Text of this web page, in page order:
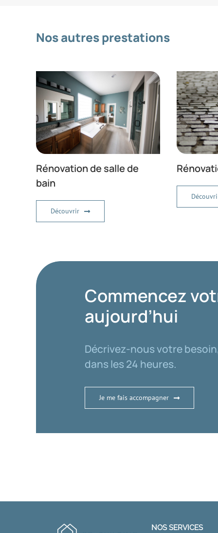
Nos autres prestations
Rénovation de salle de
bain
Découvrir
Commencez
aujourd’hui
Décrivez-nous votre
dans les 24 heures.
Je me fais accompagner
NOS SERVICES